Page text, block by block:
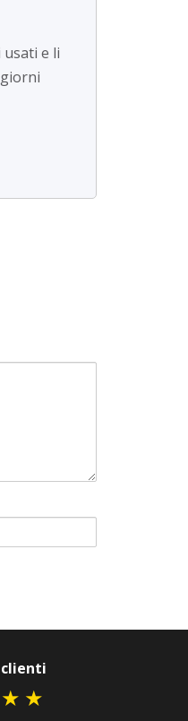
e li
★ ★